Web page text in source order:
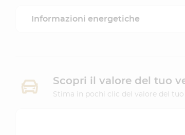
Informazioni energetiche
Scopri il valore del tuo
Stima in pochi clic del valore del